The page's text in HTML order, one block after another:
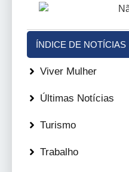
ÍNDICE DE NOTÍCIAS
Viver Mulher
Últimas Notícias
Turismo
Trabalho